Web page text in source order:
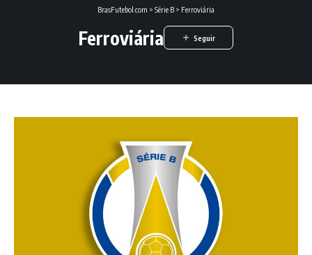
BrasFutebol.com > Série B > Ferroviária
Ferroviária